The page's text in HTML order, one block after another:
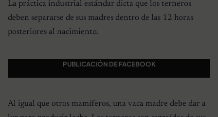
La práctica industrial estándar dicta que los terneros
deben separarse de sus madres dentro de las 12 horas
posteriores al nacimiento.
PUBLICACIÓN DE FACEBOOK
Al igual que otros mamíferos, una vaca madre debe dar a